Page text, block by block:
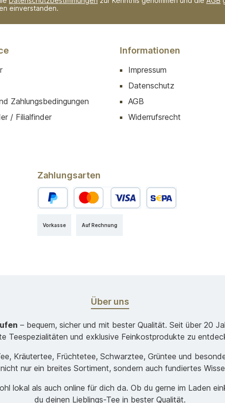
einverstanden.
Zahlungsbedingungen
/ Filialfinder
Informationen
Impressum
Datenschutz
AGB
Widerrufsrecht
Zahlungsarten
Auf Rechnung
Vorkasse
Über uns
– bequem, sicher und mit bester Qualität. Seit über 20
Teespezialitäten und exklusive Feinkostprodukte zu
Kräutertee, Früchtetee, Schwarztee, Grüntee und
nur ein breites Sortiment, sondern auch fundiertes
lokal als auch online für dich da. Ob du gerne im Laden
du deinen Lieblings-Tee in bester Qualität.